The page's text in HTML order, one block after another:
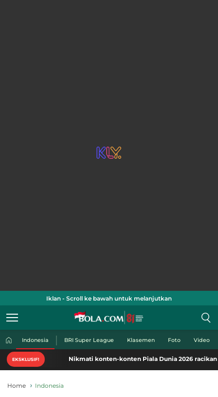
Iklan - Scroll ke bawah untuk melanjutkan
Indonesia BRI Super League Klasemen Foto Video
EKSKLUSIF! Nikmati konten-konten Piala Dunia 2026 racikan khas
Home Indonesia